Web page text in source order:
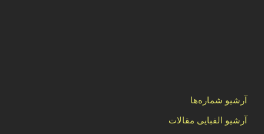
آرشیو شماره‌ها
آرشیو الفبایی مقالات